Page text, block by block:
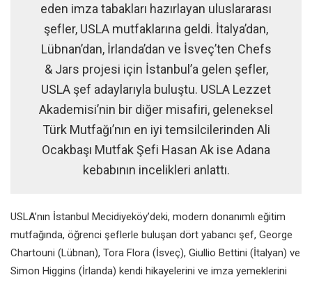
eden imza tabakları hazırlayan uluslararası
şefler, USLA mutfaklarına geldi. İtalya’dan,
Lübnan’dan, İrlanda’dan ve İsveç’ten Chefs
& Jars projesi için İstanbul’a gelen şefler,
USLA şef adaylarıyla buluştu. USLA Lezzet
Akademisi’nin bir diğer misafiri, geleneksel
Türk Mutfağı’nın en iyi temsilcilerinden Ali
Ocakbaşı Mutfak Şefi Hasan Ak ise Adana
kebabının incelikleri anlattı.
USLA’nın İstanbul Mecidiyeköy’deki, modern donanımlı eğitim
mutfağında, öğrenci şeflerle buluşan dört yabancı şef, George
Chartouni (Lübnan), Tora Flora (İsveç), Giullio Bettini (İtalyan) ve
Simon Higgins (İrlanda) kendi hikayelerini ve imza yemeklerini